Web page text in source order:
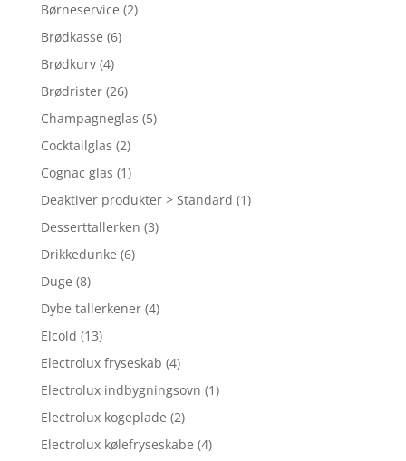
Børneservice (2)
Brødkasse (6)
Brødkurv (4)
Brødrister (26)
Champagneglas (5)
Cocktailglas (2)
Cognac glas (1)
Deaktiver produkter > Standard (1)
Desserttallerken (3)
Drikkedunke (6)
Duge (8)
Dybe tallerkener (4)
Elcold (13)
Electrolux fryseskab (4)
Electrolux indbygningsovn (1)
Electrolux kogeplade (2)
Electrolux kølefryseskabe (4)